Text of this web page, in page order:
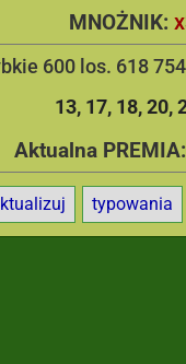
MNOŻNIK:
600 los. 618
13 17 18 20
Aktualna PREMIA:
typowania